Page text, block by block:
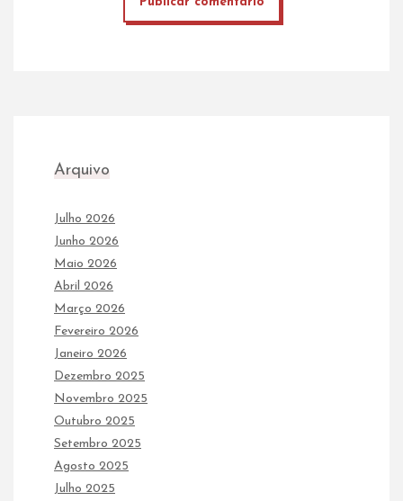
Arquivo
Julho 2026
Junho 2026
Maio 2026
Abril 2026
Março 2026
Fevereiro 2026
Janeiro 2026
Dezembro 2025
Novembro 2025
Outubro 2025
Setembro 2025
Agosto 2025
Julho 2025